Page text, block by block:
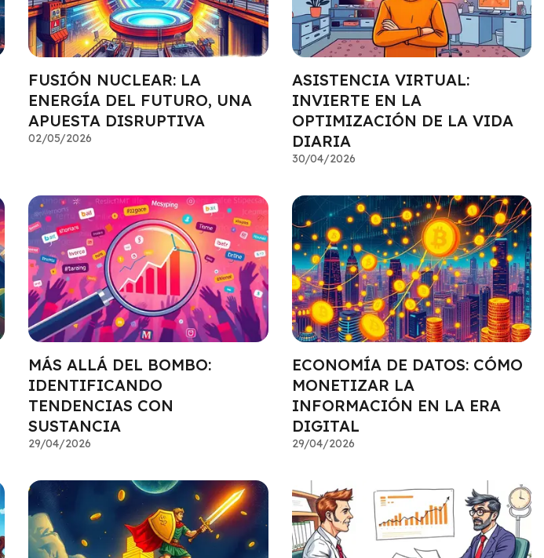
FUSIÓN NUCLEAR: LA
ENERGÍA DEL FUTURO, UNA
APUESTA DISRUPTIVA
02/05/2026
ASISTENCIA VIRTUAL:
INVIERTE EN LA
OPTIMIZACIÓN DE LA VIDA
DIARIA
30/04/2026
MÁS ALLÁ DEL BOMBO:
IDENTIFICANDO
TENDENCIAS CON
SUSTANCIA
29/04/2026
ECONOMÍA DE DATOS: CÓMO
MONETIZAR LA
INFORMACIÓN EN LA ERA
DIGITAL
29/04/2026